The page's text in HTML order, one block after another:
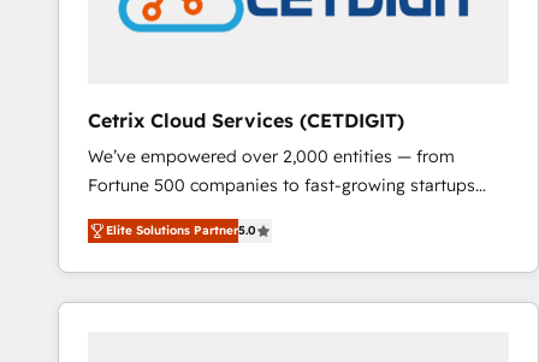
Cetrix Cloud Services (CETDIGIT)
We’ve empowered over 2,000 entities — from
Fortune 500 companies to fast-growing startups
and nonprofits — to streamline operations, scale
revenue, and unlock the full potential of HubSpot.
With deep technical and industry expertise, we fuse
automation, integration, and AI innovation to deliver
Elite Solutions Partner5.0